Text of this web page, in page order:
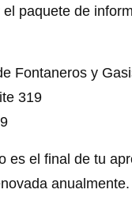
paquete de
Fontaneros y
319
es el final de tu
anualmente.